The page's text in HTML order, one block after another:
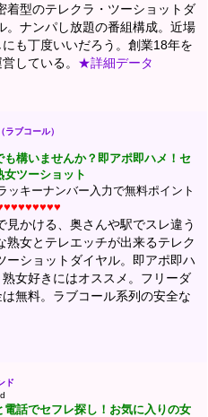
着型のテレクラ・ツーショットダ
。ナンパし放題の番組構成。近場
も丁度いいだろう。創業18年を
している。 ★詳細データ
ラブコール）
も構いませんか？即アポ即ハメ！セ
女ツーショット
ッキーナンバー入力で無料ポイント
見かける、奥さんや駅でスレ違う
熟女とテレエッチが出来るテレク
ーショットダイヤル。即アポ即ハ
女好きにはオススメ。フリーダ
無料。ラブコール系列の安全な
ド
電話でセフレ探し！お気に入りの女